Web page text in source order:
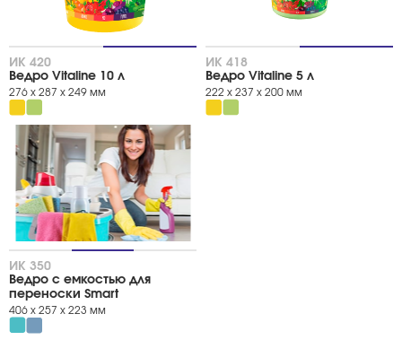
ИК 420
Ведро Vitaline 10 л
276 х 287 х 249 мм
ИК 418
Ведро Vitaline 5 л
222 х 237 х 200 мм
ИК 350
Ведро с емкостью для
переноски Smart
406 х 257 х 223 мм